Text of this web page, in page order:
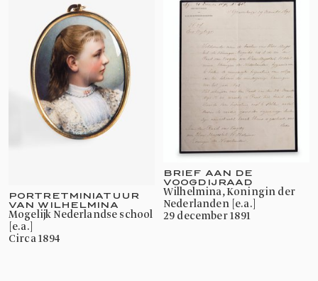
PORTRETMINIATUUR
VAN WILHELMINA
mogelijk Nederlandse school
[e.a.]
circa 1894
BRIEF AAN DE
VOOGDIJRAAD
Wilhelmina, Koningin der
Nederlanden [e.a.]
29 december 1891